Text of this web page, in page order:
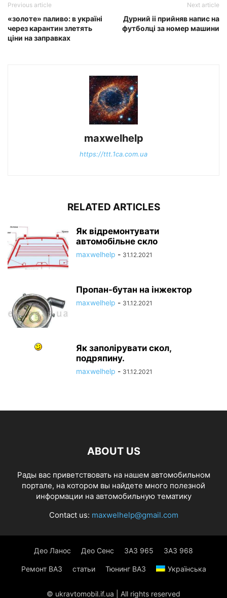
Previous article
«золоте» паливо: в україні
через карантин злетять
ціни на заправках
Next article
Дурний іі прийняв напис на
футболці за номер машини
maxwelhelp
https://ttt.1ca.com.ua
RELATED ARTICLES
Як відремонтувати
автомобільне скло
maxwelhelp - 31.12.2021
Пропан-бутан на інжектор
maxwelhelp - 31.12.2021
Як заполірувати скол,
подряпину.
maxwelhelp - 31.12.2021
ABOUT US
Рады вас приветствовать на нашем автомобильном
портале, на котором вы найдете много полезной
информации на автомобильную тематику
Contact us: maxwelhelp@gmail.com
Део Ланос Део Сенс ЗАЗ 965 ЗАЗ 968
Ремонт ВАЗ статьи Тюнинг ВАЗ Українська
© ukravtomobil.if.ua | All rights reserved